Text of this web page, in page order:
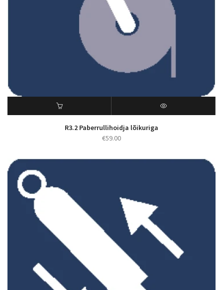
R3.2 Paberrullihoidja lõikuriga
€59.00